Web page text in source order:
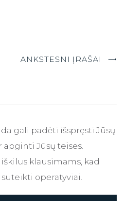
ANKSTESNI ĮRAŠAI
gali padėti išspręsti Jūsų
Jūsų teises.
klausimams, kad
operatyviai.